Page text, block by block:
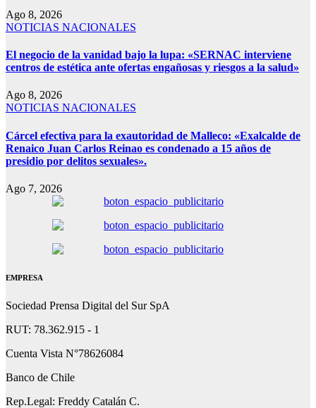
Ago 8, 2026
NOTICIAS NACIONALES
El negocio de la vanidad bajo la lupa: «SERNAC interviene
centros de estética ante ofertas engañosas y riesgos a la salud»
Ago 8, 2026
NOTICIAS NACIONALES
Cárcel efectiva para la exautoridad de Malleco: «Exalcalde de
Renaico Juan Carlos Reinao es condenado a 15 años de
presidio por delitos sexuales».
Ago 7, 2026
EMPRESA
Sociedad Prensa Digital del Sur SpA
RUT: 78.362.915 - 1
Cuenta Vista N°78626084
Banco de Chile
Rep.Legal: Freddy Catalán C.